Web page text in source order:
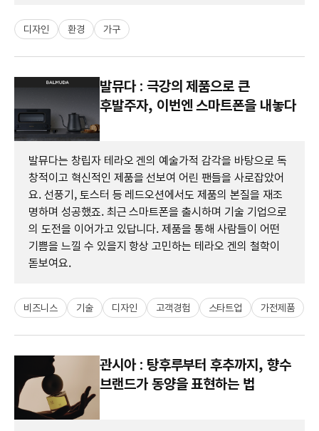
디자인 환경 가구
발뮤다 : 극강의 제품으로 큰
후발주자, 이번엔 스마트폰을 내놓다
발뮤다는 창립자 테라오 겐의 예술가적 감각을 바탕으로 독
창적이고 혁신적인 제품을 선보여 어린 팬들을 사로잡았어
요. 선풍기, 토스터 등 레드오션에서도 제품의 본질을 재조
명하며 성공했죠. 최근 스마트폰을 출시하며 기술 기업으로
의 도전을 이어가고 있답니다. 제품을 통해 사람들이 어떤
기쁨을 느낄 수 있을지 항상 고민하는 테라오 겐의 철학이
돋보여요.
비즈니스 기술 디자인 고객경험 스타트업 가전제품
관시아 : 탕후루부터 후추까지, 향수
브랜드가 동양을 표현하는 법